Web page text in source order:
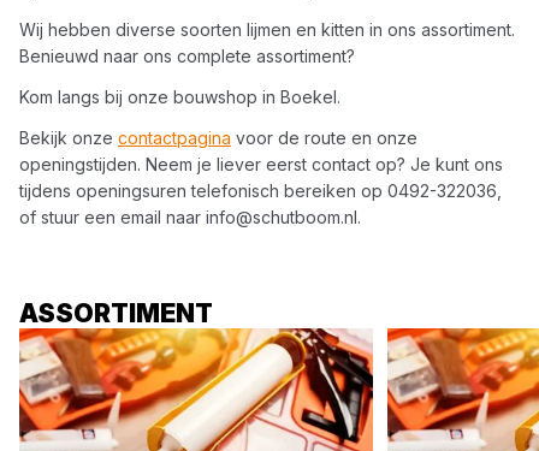
Wij hebben diverse soorten lijmen en kitten in ons assortiment.
Benieuwd naar ons complete assortiment?
Kom langs bij onze bouwshop in Boekel.
Bekijk onze contactpagina voor de route en onze
openingstijden. Neem je liever eerst contact op? Je kunt ons
tijdens openingsuren telefonisch bereiken op 0492-322036
of stuur een email naar info@schutboom.nl.
ASSORTIMENT